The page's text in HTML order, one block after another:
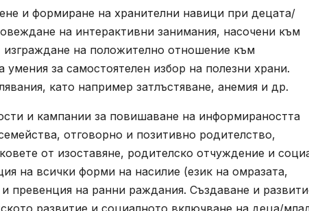
и формиране на хранителни навици при децата/
на интерактивни занимания, насочени към
изграждане на положително отношение към
умения за самостоятелен избор на полезни храни.
като например затлъстяване, анемия и др.
и кампании за повишаване на информираността
отговорно и позитивно родителство,
от изоставяне, родителско отчуждение и
на всички форми на насилие (език на омразата,
превенция на ранни раждания. Създаване и
развитие и социалното включване на деца/